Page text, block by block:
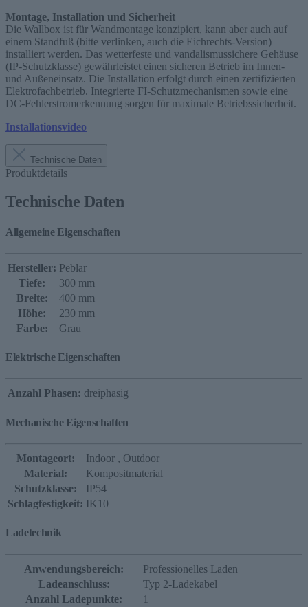
Montage, Installation und Sicherheit
Die Wallbox ist für Wandmontage konzipiert, kann aber auch auf
einem Standfuß (bitte verlinken, auch die Eichrechts-Version)
installiert werden. Das wetterfeste und vandalismussichere Gehäuse
(IP-Schutzklasse) gewährleistet einen sicheren Betrieb im Innen-
und Außeneinsatz. Die Installation erfolgt durch einen zertifizierten
Elektrofachbetrieb. Integrierte FI-Schutzmechanismen sowie eine
DC-Fehlerstromerkennung sorgen für maximale Betriebssicherheit.
Installationsvideo
Technische Daten
Produktdetails
Technische Daten
Allgemeine Eigenschaften
Hersteller: Peblar
Tiefe:
300 mm
Breite:
400 mm
Höhe:
230 mm
Farbe:
Grau
Elektrische Eigenschaften
Anzahl Phasen: dreiphasig
Mechanische Eigenschaften
Montageort: Indoor , Outdoor
Material:
Kompositmaterial
Schutzklasse:
IP54
Schlagfestigkeit: IK10
Ladetechnik
Anwendungsbereich:
Professionelles Laden
Ladeanschluss:
Typ 2-Ladekabel
Anzahl Ladepunkte:
1